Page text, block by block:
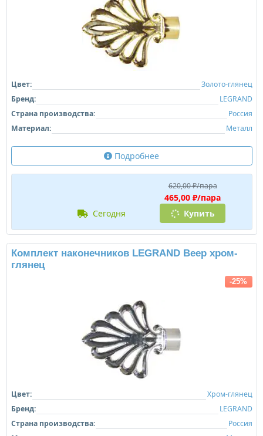
Цвет:
Золото-глянец
Бренд:
LEGRAND
Страна производства:
Россия
Материал:
Металл
Подробнее
620,00 ₽/пара
465,00 ₽/пара
сегодня
Купить
Комплект наконечников LEGRAND Веер хром-
глянец
-25%
Цвет:
Хром-глянец
Бренд:
LEGRAND
Страна производства:
Россия